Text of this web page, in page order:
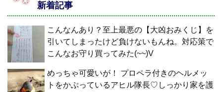
新着記事
こんなんあり？至上最悪の【大凶おみくじ】を
引いてしまったけど負けないもんね。対応策で
こんなお守り買ってみた(~~)V
めっちゃ可愛いが！ プロペラ付きのヘルメッ
トをかぶっているアヒル隊長♡しっかり家を護